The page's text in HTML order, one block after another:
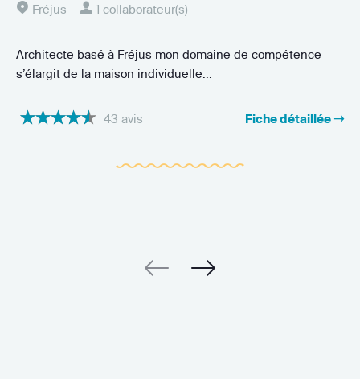
Fréjus 1 collaborateur(s)
Architecte basé à Fréjus mon domaine de compétence
s’élargit de la maison individuelle...
43 avis Fiche détaillée ➝